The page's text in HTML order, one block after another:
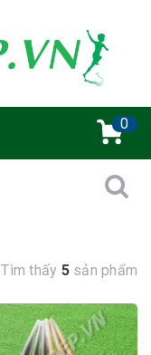
0
Tìm thấy 5sản phẩm